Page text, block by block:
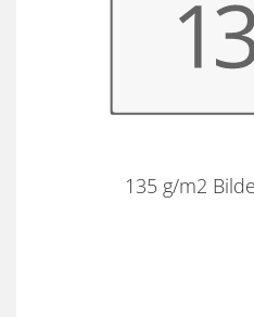
135 g/m2